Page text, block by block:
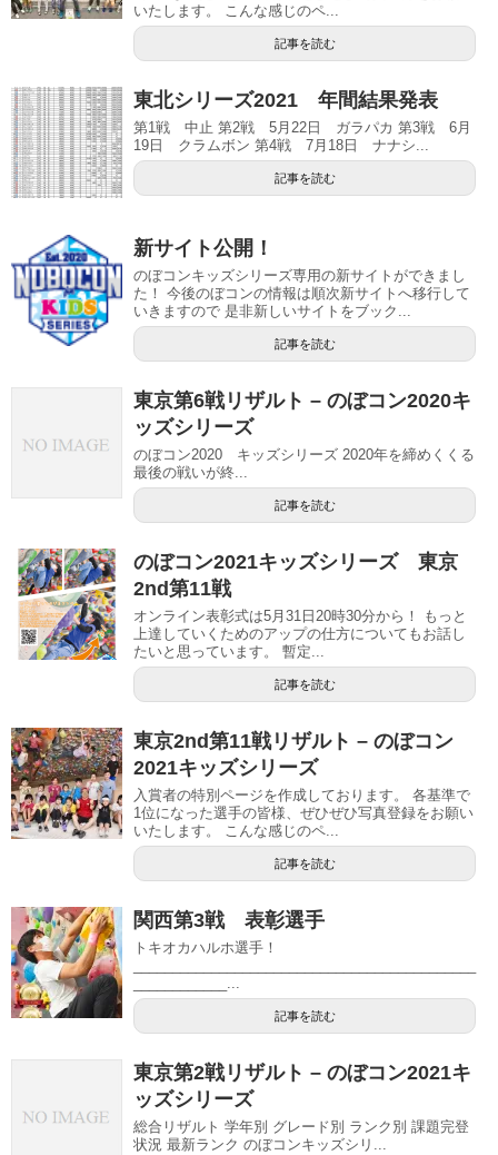
いたします。 こんな感じのペ...
記事を読む
東北シリーズ2021 年間結果発表
第1戦 中止 第2戦 5月22日 ガラパカ 第3戦 6月
19日 クラムボン 第4戦 7月18日 ナナシ...
記事を読む
新サイト公開！
のぼコンキッズシリーズ専用の新サイトができまし
た！ 今後のぼコンの情報は順次新サイトへ移行して
いきますので 是非新しいサイトをブック...
記事を読む
東京第6戦リザルト – のぼコン2020キ
ッズシリーズ
のぼコン2020 キッズシリーズ 2020年を締めくくる
最後の戦いが終...
記事を読む
のぼコン2021キッズシリーズ 東京
2nd第11戦
オンライン表彰式は5月31日20時30分から！ もっと
上達していくためのアップの仕方についてもお話し
たいと思っています。 暫定...
記事を読む
東京2nd第11戦リザルト – のぼコン
2021キッズシリーズ
入賞者の特別ページを作成しております。 各基準で
1位になった選手の皆様、ぜひぜひ写真登録をお願い
いたします。 こんな感じのペ...
記事を読む
関西第3戦 表彰選手
トキオカハルホ選手！
____________...
記事を読む
東京第2戦リザルト – のぼコン2021キ
ッズシリーズ
総合リザルト 学年別 グレード別 ランク別 課題完登
状況 最新ランク のぼコンキッズシリ...